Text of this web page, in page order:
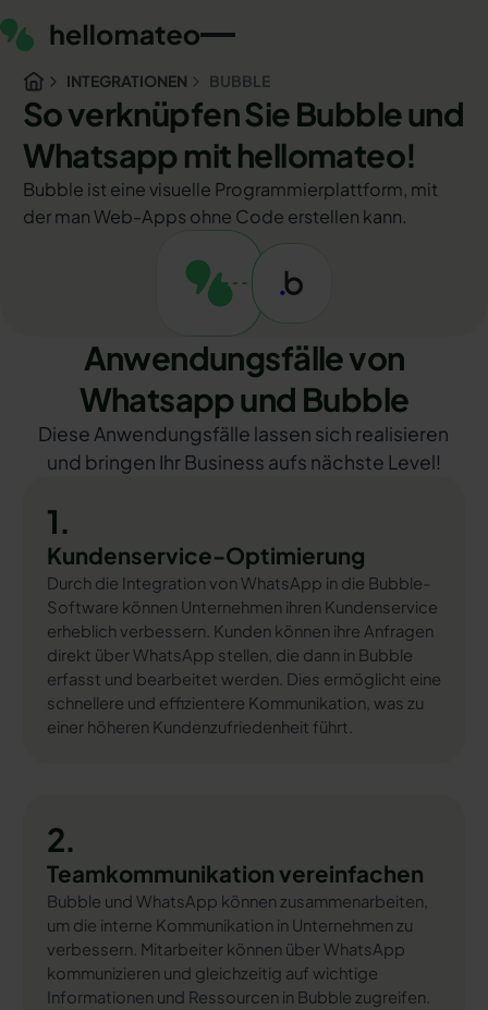
INTEGRATIONEN BUBBLE
So verknüpfen Sie Bubble und
Whatsapp mit hellomateo!
Bubble ist eine visuelle Programmierplattform, mit
der man Web-Apps ohne Code erstellen kann.
Anwendungsfälle von
Whatsapp und Bubble
Diese Anwendungsfälle lassen sich realisieren
und bringen Ihr Business aufs nächste Level!
1.
Kundenservice-Optimierung
Durch die Integration von WhatsApp in die Bubble-
Software können Unternehmen ihren Kundenservice
erheblich verbessern. Kunden können ihre Anfragen
direkt über WhatsApp stellen, die dann in Bubble
erfasst und bearbeitet werden. Dies ermöglicht eine
schnellere und effizientere Kommunikation, was zu
einer höheren Kundenzufriedenheit führt.
2.
Teamkommunikation vereinfachen
Bubble und WhatsApp können zusammenarbeiten,
um die interne Kommunikation in Unternehmen zu
verbessern. Mitarbeiter können über WhatsApp
kommunizieren und gleichzeitig auf wichtige
Informationen und Ressourcen in Bubble zugreifen.